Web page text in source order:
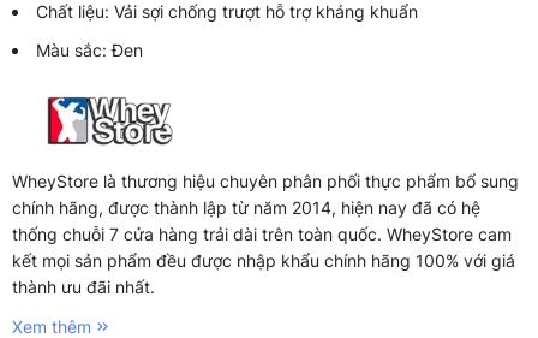
Chất liệu: Vải sợi chống trượt hỗ trợ kháng khuẩn
Màu sắc: Đen
WheyStore là thương hiệu chuyên phân phối thực phẩm bổ sung
chính hãng, được thành lập từ năm 2014, hiện nay đã có hệ
thống chuỗi 7 cửa hàng trải dài trên toàn quốc. WheyStore cam
kết mọi sản phẩm đều được nhập khẩu chính hãng 100% với giá
thành ưu đãi nhất.
Xem thêm